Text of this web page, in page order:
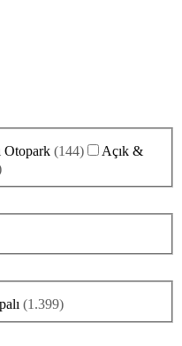
Otopark (144)
Açık &
(1.399)